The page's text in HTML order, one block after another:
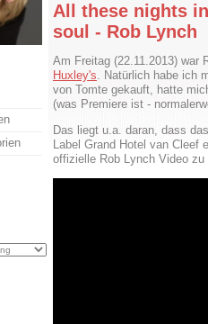
All these nights
soul - Rob Lynch
Am Freitag (22.11.2013) war
Huxley's. Natürlich habe ich
von Tomte gekauft, hatte
(was Premiere ist -
Das liegt u.a. daran, dass
Label Grand Hotel van
offizielle Rob Lynch Video zu